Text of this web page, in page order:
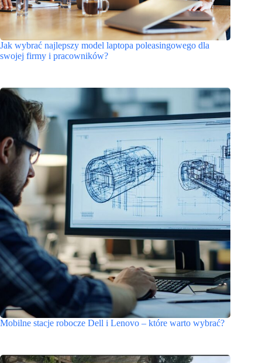
Jak wybrać najlepszy model laptopa poleasingowego dla
swojej firmy i pracowników?
Mobilne stacje robocze Dell i Lenovo – które warto wybrać?